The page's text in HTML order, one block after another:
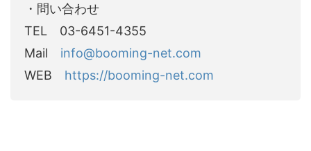
・問い合わせ
TEL 03-6451-4355
Mail info@booming-net.com
WEB https://booming-net.com